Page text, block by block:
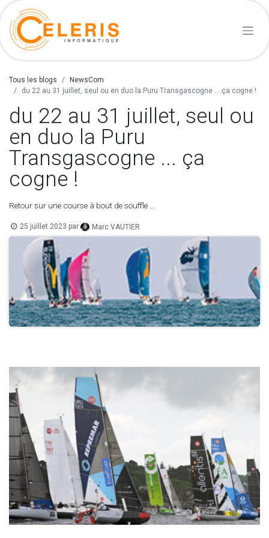
Tous les blogs
NewsCom
du 22 au 31 juillet, seul ou en duo la Puru Transgascogne ... ça cogne !
du 22 au 31 juillet, seul ou
en duo la Puru
Transgascogne ... ça
cogne !
Retour sur une course à bout de souffle ...
25 juillet 2023 par Marc VAUTIER